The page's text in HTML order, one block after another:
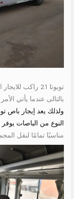
تويوتا 21 راكب للايجار الى الساحل 01004230753
بالتالى عندما يأتي الأمر
النوع من الباصات
مناسبًا تمامًا لنقل